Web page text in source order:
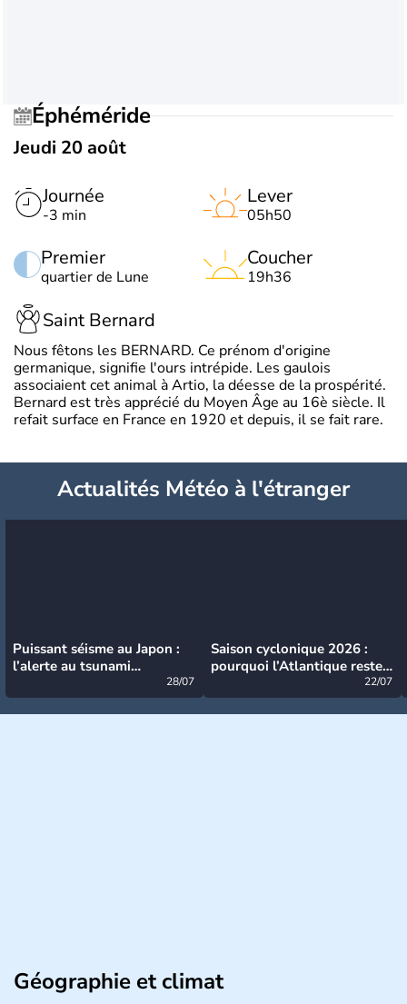
Éphéméride
Jeudi 20 août
Journée
-3 min
Premier
quartier de Lune
Lever
05h50
Coucher
19h36
Saint Bernard
Nous fêtons les BERNARD. Ce prénom d'origine
germanique, signifie l'ours intrépide. Les gaulois
associaient cet animal à Artio, la déesse de la prospérité.
Bernard est très apprécié du Moyen Âge au 16è siècle. Il
refait surface en France en 1920 et depuis, il se fait rare.
Actualités Météo à l'étranger
Puissant séisme au Japon :
l’alerte au tsunami
28/07
Saison cyclonique 2026 :
pourquoi l’Atlantique reste
22/07
Géographie et climat